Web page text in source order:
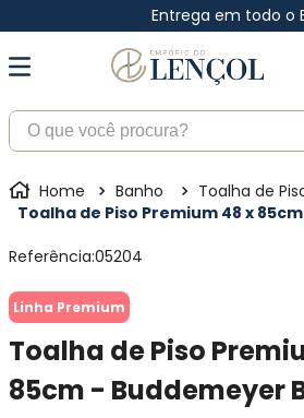
Entrega em todo o
O que você procura?
Banho
Toalha de
Toalha de Piso Premium 48 x
Referência:05204
Linha Premium
Toalha de Piso
85cm - Buddemeyer